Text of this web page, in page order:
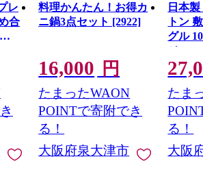
フステージに合わせたきめ細かいサ
、安心して出産・子育てできる環境
代の人が住みたい、住み続けたいと
て、さまざまな取り組みを行ってい
レ
合
料理かんたん！お得カ
ニ鍋3点セット [2922]
16,000 円
たまったWAON
POINTで寄附でき
る！
大阪府泉大津市
日本
トン
グル
ジュ
[2716]
たま
る！
大阪